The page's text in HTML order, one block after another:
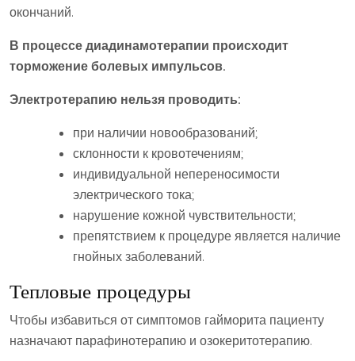
окончаний.
В процессе диадинамотерапии происходит
торможение болевых импульсов.
Электротерапию нельзя проводить:
при наличии новообразований;
склонности к кровотечениям;
индивидуальной непереносимости
электрического тока;
нарушение кожной чувствительности;
препятствием к процедуре является наличие
гнойных заболеваний.
Тепловые процедуры
Чтобы избавиться от симптомов гайморита пациенту
назначают парафинотерапию и озокеритотерапию.